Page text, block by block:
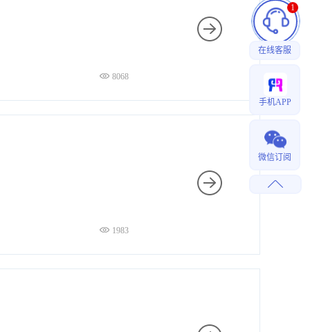
8068
1983
在线客服
1
手机APP
微信订阅